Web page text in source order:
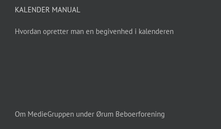
KALENDER MANUAL
Hvordan opretter man en begivenhed i kalenderen
Om MedieGruppen under Ørum Beboerforening